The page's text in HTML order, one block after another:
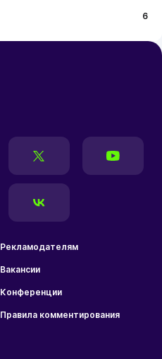
6
Рекламодателям
Вакансии
Конференции
Правила комментирования